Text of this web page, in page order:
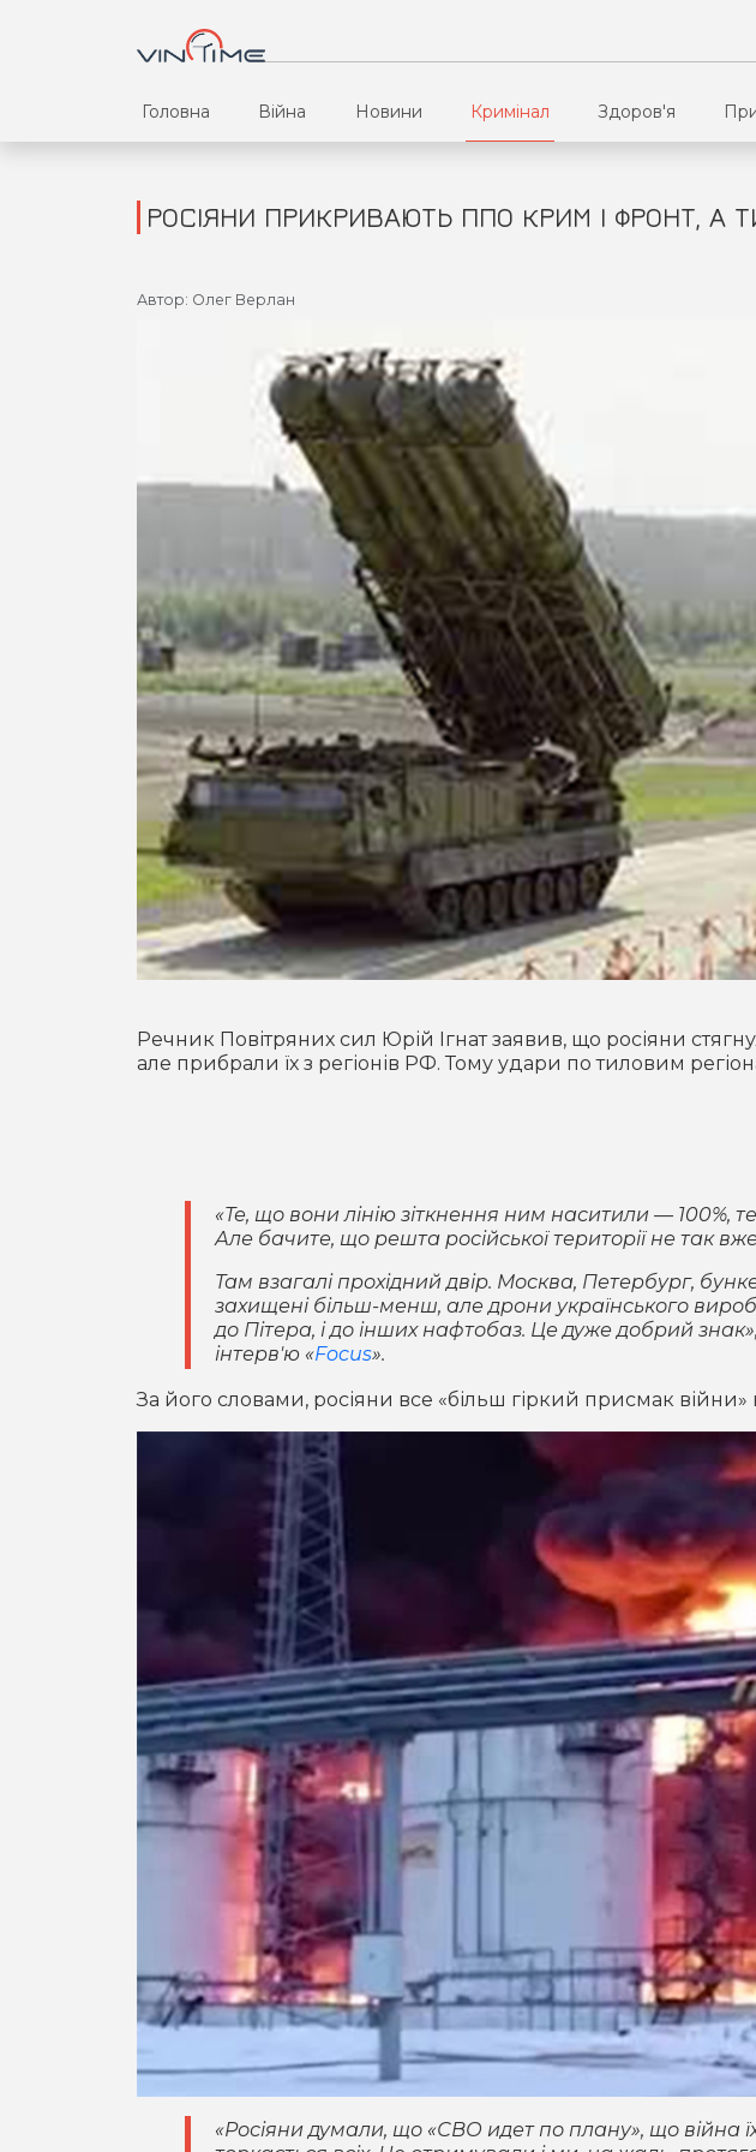
Головна Війна Новини Кримінал Здоров'я
В
РОСІЯНИ ПРИКРИВАЮТЬ ППО КРИМ І ФРОНТ,
Автор: Олег Верлан
Речник Повітряних сил Юрій Ігнат заявив, що росіяни
але прибрали їх з регіонів РФ. Тому удари по тиловим
«Те, що вони лінію зіткнення ним наситили — 100%,
Але бачите, що решта російської території не так
Там взагалі прохідний двір. Москва, Петербург,
захищені більш-менш, але дрони українського
до Пітера, і до інших нафтобаз. Це дуже добрий
інтерв'ю «Focus».
За його словами, росіяни все «більш гіркий присмак війни»
«Росіяни думали, що «СВО идет по плану», що війна